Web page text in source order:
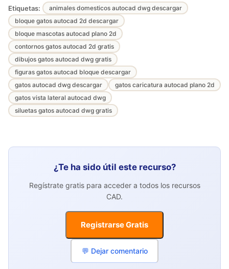
Etiquetas:
animales domesticos autocad dwg descargar
bloque gatos autocad 2d descargar
bloque mascotas autocad plano 2d
contornos gatos autocad 2d gratis
dibujos gatos autocad dwg gratis
figuras gatos autocad bloque descargar
gatos autocad dwg descargar
gatos caricatura autocad plano 2d
gatos vista lateral autocad dwg
siluetas gatos autocad dwg gratis
¿Te ha sido útil este recurso?
Regístrate gratis para acceder a todos los recursos
CAD.
Registrarse Gratis
💬 Dejar comentario